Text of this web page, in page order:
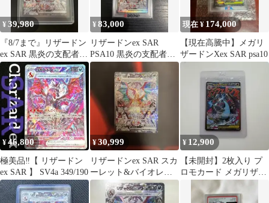
¥39,980
『8/7まで』リザードン
ex SAR 黒炎の支配者
134/108 テラスタル
¥83,000
リザードンex SAR
PSA10 黒炎の支配者
134/108 sv3 ポケカ
現在 ¥ 174,000
【現在高騰中】メガリ
ザードンXex SAR psa10
¥46,800
極美品‼️【 リザードン
ex SAR 】 SV4a 349/190
¥30,999
リザードンex SAR スカ
ーレット&バイオレッ
ト 拡張パック 黒炎の支
配者 …
¥ 12,900
【未開封】2枚入り プ
ロモカード メガリザー
ドンxex オドリドリex
英語版